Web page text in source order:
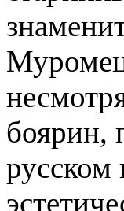
боярин,
русском